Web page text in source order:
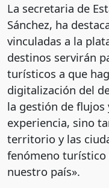
La secretaria de
Sánchez, ha
vinculadas a la
destinos servirán
turísticos a que
digitalización del
la gestión de
experiencia, sino
territorio y las
fenómeno
nuestro país».